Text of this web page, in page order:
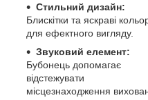
Стильний дизайн:
Блискітки та яскраві
для ефектного вигляду.
Звуковий елемент:
Бубонець допомагає
відстежувати
місцезнаходження